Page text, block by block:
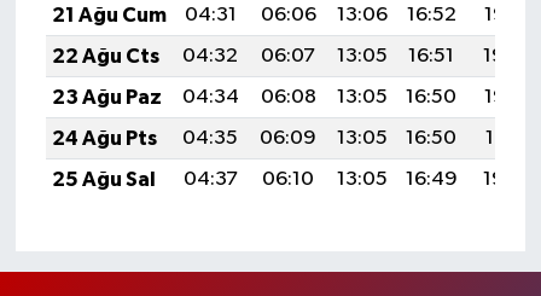
21 Ağu Cum
04:31 06:06 13:06 16:52
19:56
22 Ağu Cts
04:32 06:07 13:05 16:51
19:54
23 Ağu Paz
04:34 06:08 13:05 16:50
19:53
24 Ağu Pts
04:35 06:09 13:05 16:50
19:51
25 Ağu Sal
04:37 06:10 13:05 16:49 19:49